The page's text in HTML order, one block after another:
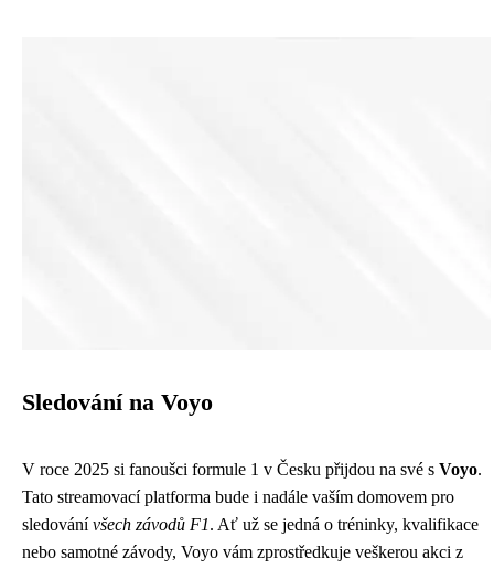
Sledování na Voyo
V roce 2025 si fanoušci formule 1 v Česku přijdou na své s Voyo.
Tato streamovací platforma bude i nadále vaším domovem pro
sledovánívšech závodů F1. Ať už se jedná o tréninky, kvalifikace
nebo samotné závody, Voyo vám zprostředkuje veškerou akci z